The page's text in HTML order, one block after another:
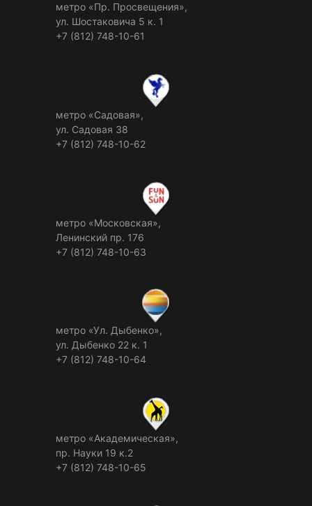
метро «Пр. Просвещения»,
ул. Шостаковича 5 к. 1
+7 (812) 748-10-61
метро «Садовая»,
ул. Садовая 38
+7 (812) 748-10-62
метро «Московская»,
Ленинский пр. 176
+7 (812) 748-10-63
метро «Ул. Дыбенко»,
ул. Дыбенко 22 к. 1
+7 (812) 748-10-64
метро «Академическая»,
пр. Науки 19 к.2
+7 (812) 748-10-65